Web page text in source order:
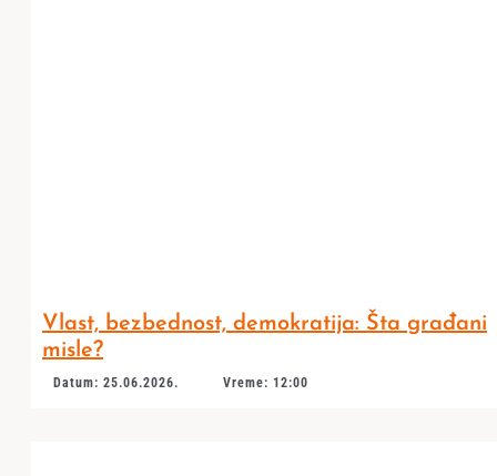
Vlast, bezbednost, demokratija: Šta građani
misle?
Datum: 25.06.2026. Vreme: 12:00